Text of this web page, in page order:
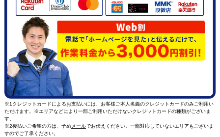
※1クレジットカードによるお支払いには、お客様ご本人名義のクレジットカードのみご利用い
ただけます。※エリアなどにより一部ご利用いただけないクレジットカードの種類がございま
す。
※2後払いご希望の方は、予めメールでお伝えください。一部対応していないエリアもございま
すのでご了承ください。